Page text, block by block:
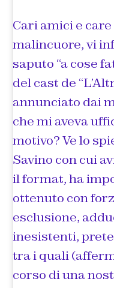
Cari amici e
malincuore, vi
saputo “a cose
del cast de
annunciato dai
che mi aveva
motivo? Ve lo
Savino con cui
il format, ha
ottenuto con
esclusione,
inesistenti,
tra i quali
corso di una